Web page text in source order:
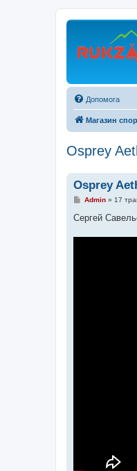
Допомога
Магазин
Osprey
Osprey
П
в
Admin» 17
Сергей